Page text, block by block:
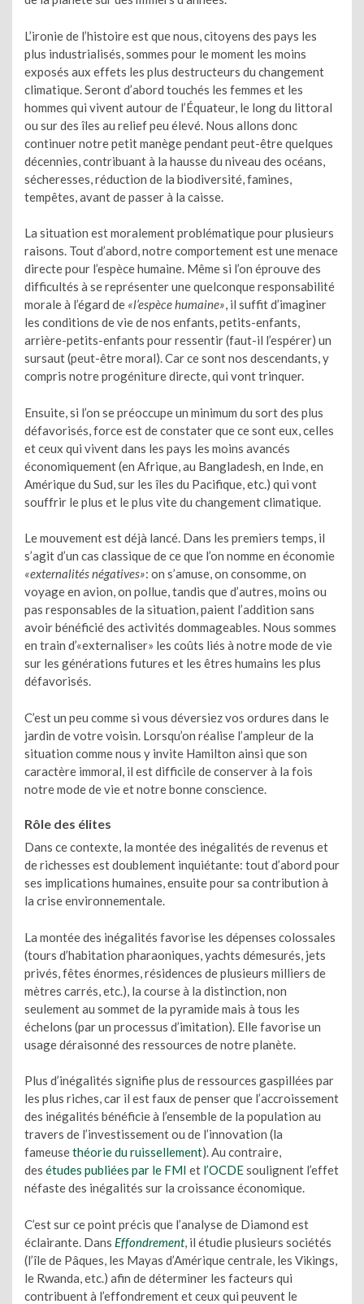
L’ironie de l’histoire est que nous, citoyens des pays les
plus industrialisés, sommes pour le moment les moins
exposés aux effets les plus destructeurs du changement
climatique. Seront d’abord touchés les femmes et les
hommes qui vivent autour de l’Équateur, le long du littoral
ou sur des îles au relief peu élevé. Nous allons donc
continuer notre petit manège pendant peut-être quelques
décennies, contribuant à la hausse du niveau des océans,
sécheresses, réduction de la biodiversité, famines,
tempêtes, avant de passer à la caisse.
La situation est moralement problématique pour plusieurs
raisons. Tout d’abord, notre comportement est une menace
directe pour l’espèce humaine. Même si l’on éprouve des
difficultés à se représenter une quelconque responsabilité
morale à l’égard de «l’espèce humaine», il suffit d’imaginer
les conditions de vie de nos enfants, petits-enfants,
arrière-petits-enfants pour ressentir (faut-il l’espérer) un
sursaut (peut-être moral). Car ce sont nos descendants, y
compris notre progéniture directe, qui vont trinquer.
Ensuite, si l’on se préoccupe un minimum du sort des plus
défavorisés, force est de constater que ce sont eux, celles
et ceux qui vivent dans les pays les moins avancés
économiquement (en Afrique, au Bangladesh, en Inde, en
Amérique du Sud, sur les îles du Pacifique, etc.) qui vont
souffrir le plus et le plus vite du changement climatique.
Le mouvement est déjà lancé. Dans les premiers temps, il
s’agit d’un cas classique de ce que l’on nomme en économie
«externalités négatives»: on s’amuse, on consomme, on
voyage en avion, on pollue, tandis que d’autres, moins ou
pas responsables de la situation, paient l’addition sans
avoir bénéficié des activités dommageables. Nous sommes
en train d’«externaliser» les coûts liés à notre mode de vie
sur les générations futures et les êtres humains les plus
défavorisés.
C’est un peu comme si vous déversiez vos ordures dans le
jardin de votre voisin. Lorsqu’on réalise l’ampleur de la
situation comme nous y invite Hamilton ainsi que son
caractère immoral, il est difficile de conserver à la fois
notre mode de vie et notre bonne conscience.
Rôle des élites
Dans ce contexte, la montée des inégalités de revenus et
de richesses est doublement inquiétante: tout d’abord pour
ses implications humaines, ensuite pour sa contribution à
la crise environnementale.
La montée des inégalités favorise les dépenses colossales
(tours d’habitation pharaoniques, yachts démesurés, jets
privés, fêtes énormes, résidences de plusieurs milliers de
mètres carrés, etc.), la course à la distinction, non
seulement au sommet de la pyramide mais à tous les
échelons (par un processus d’imitation). Elle favorise un
usage déraisonné des ressources de notre planète.
Plus d’inégalités signifie plus de ressources gaspillées par
les plus riches, car il est faux de penser que l’accroissement
des inégalités bénéficie à l’ensemble de la population au
travers de l’investissement ou de l’innovation (la
fameusethéorie du ruissellement). Au contraire,
des études publiées par le FMI et l’OCDEsoulignent l’effet
néfaste des inégalités sur la croissance économique.
C’est sur ce point précis que l’analyse de Diamond est
éclairante. Dans Effondrement, il étudie plusieurs sociétés
(l’île de Pâques, les Mayas d’Amérique centrale, les Vikings,
le Rwanda, etc.) afin de déterminer les facteurs qui
contribuent à l’effondrement et ceux qui peuvent le